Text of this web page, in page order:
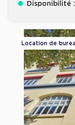
Disponibilité :
Location de